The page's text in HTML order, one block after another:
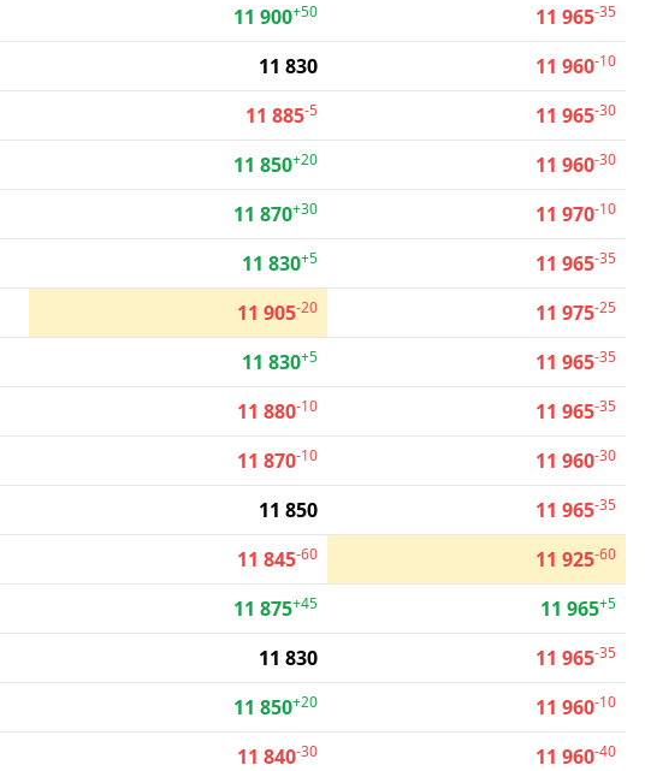
11 900+50 11 965-35
11 830 11 960-10
11 885-5 11 965-30
11 850+20 11 960-30
11 870+30 11 970-10
11 830+5 11 965-35
11 905-20 11 975-25
11 830+5 11 965-35
11 880-10 11 965-35
11 870-10 11 960-30
11 850 11 965-35
11 845-60 11 925-60
11 875+45 11 965+5
11 830 11 965-35
11 850+20 11 960-10
11 840-30 11 960-40